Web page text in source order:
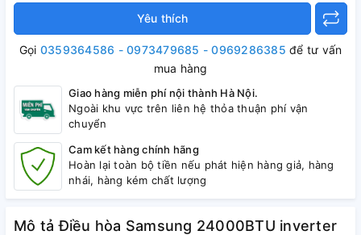
Yêu thích
Gọi 0359364586 - 0973479685 - 0969286385 để tư vấn
mua hàng
Giao hàng miễn phí nội thành Hà Nội.
Ngoài khu vực trên liên hệ thỏa thuận phí vận
chuyển
Cam kết hàng chính hãng
Hoàn lại toàn bộ tiền nếu phát hiện hàng giả, hàng
nhái, hàng kém chất lượng
Mô tả Điều hòa Samsung 24000BTU inverter